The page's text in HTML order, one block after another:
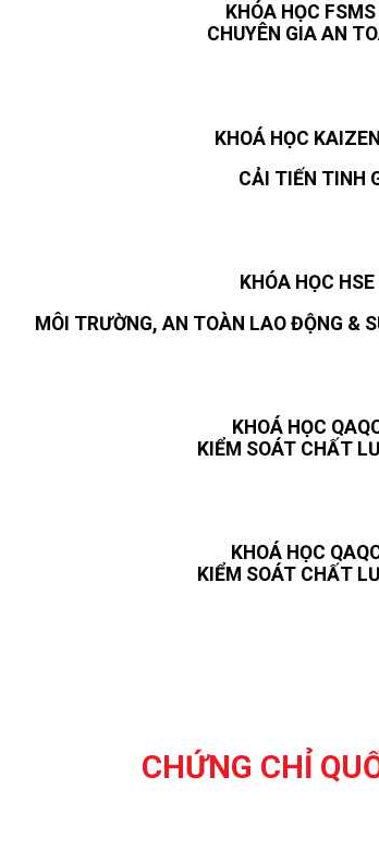
KHÓA HỌC
CHUYÊN GIA AN
KHOÁ HỌC
CẢI TIẾN TINH
KHÓA HỌC
MÔI TRƯỜNG, AN TOÀN LAO ĐỘNG &
KHOÁ HỌC
KIỂM SOÁT CHẤT
KHOÁ HỌC
KIỂM SOÁT CHẤT
CHỨNG CHỈ